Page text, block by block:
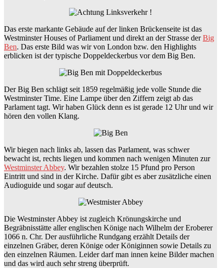
Das erste markante Gebäude auf der linken Brückenseite ist das
Westminster Houses of Parliament und direkt an der Strasse derBig
Ben. Das erste Bild was wir von London bzw. den Highlights
erblicken ist der typische Doppeldeckerbus vor dem Big Ben.
Der Big Ben schlägt seit 1859 regelmäßig jede volle Stunde die
Westminster Time. Eine Lampe über den Ziffern zeigt ab das
Parlament tagt. Wir haben Glück denn es ist gerade 12 Uhr und wir
hören den vollen Klang.
Wir biegen nach links ab, lassen das Parlament, was schwer
bewacht ist, rechts liegen und kommen nach wenigen Minuten zur
Westminster Abbey. Wir bezahlen stolze 15 Pfund pro Person
Eintritt und sind in der Kirche. Dafür gibt es aber zusätzliche einen
Audioguide und sogar auf deutsch.
Die Westminster Abbey ist zugleich Krönungskirche und
Begräbnisstätte aller englischen Könige nach Wilhelm der Eroberer
1066 n. Chr. Der ausführliche Rundgang erzählt Details der
einzelnen Gräber, deren Könige oder Königinnen sowie Details zu
den einzelnen Räumen. Leider darf man innen keine Bilder machen
und das wird auch sehr streng überprüft.